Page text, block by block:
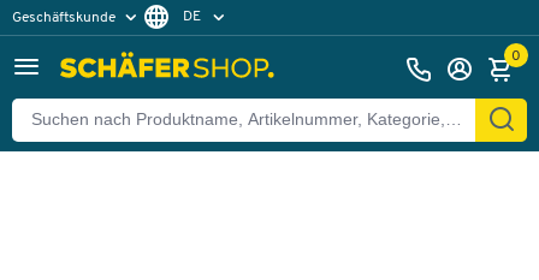
Geschäftskunde DE
0
Zurück